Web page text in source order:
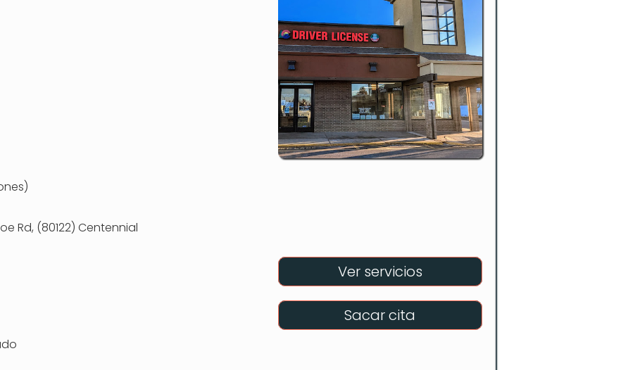
Rd, (80122) Centennial
Ver servicios
Sacar cita